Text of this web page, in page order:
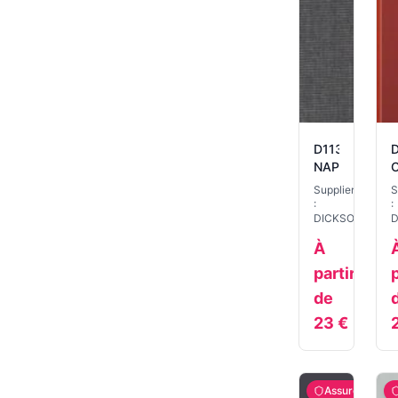
D113
NAPLES
Supplier
:
DICKSON
À
partir
de
23 €
:
Assuré